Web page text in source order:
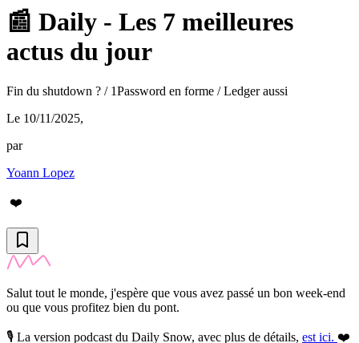
📰 Daily - Les 7 meilleures
actus du jour
Fin du shutdown ? / 1Password en forme / Ledger aussi
Le 10/11/2025,
par
Yoann Lopez
❤️
Salut tout le monde, j'espère que vous avez passé un bon week-end
ou que vous profitez bien du pont.
🎙️ La version podcast du Daily Snow, avec plus de détails, est ici. ❤️